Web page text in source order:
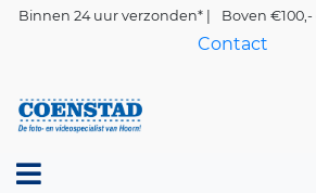
Binnen 24 uur verzonden* | Boven
Contact